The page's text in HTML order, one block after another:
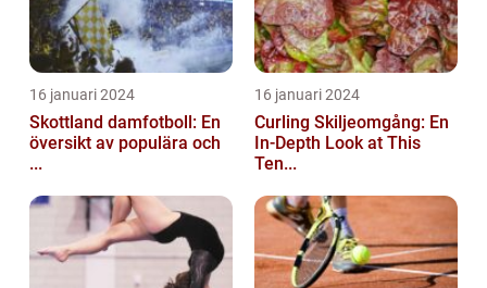
16 januari 2024
Skottland damfotboll: En
översikt av populära och
...
16 januari 2024
Curling Skiljeomgång: En
In-Depth Look at This
Ten...